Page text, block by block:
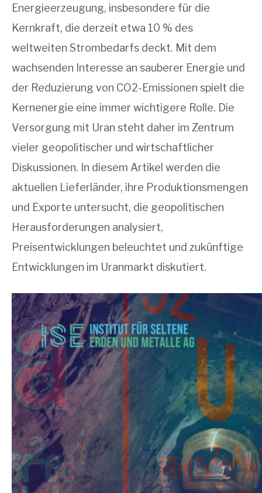
Energieerzeugung, insbesondere für die
Kernkraft, die derzeit etwa 10 % des
weltweiten Strombedarfs deckt. Mit dem
wachsenden Interesse an sauberer Energie und
der Reduzierung von CO2-Emissionen spielt die
Kernenergie eine immer wichtigere Rolle. Die
Versorgung mit Uran steht daher im Zentrum
vieler geopolitischer und wirtschaftlicher
Diskussionen. In diesem Artikel werden die
aktuellen Lieferländer, ihre Produktionsmengen
und Exporte untersucht, die geopolitischen
Herausforderungen analysiert,
Preisentwicklungen beleuchtet und zukünftige
Entwicklungen im Uranmarkt diskutiert.